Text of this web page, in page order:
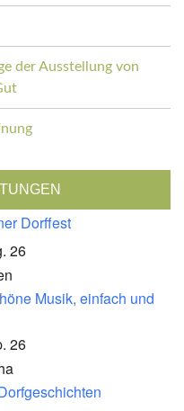
der Ausstellung von
Dorffest
26
Musik, einfach und
26